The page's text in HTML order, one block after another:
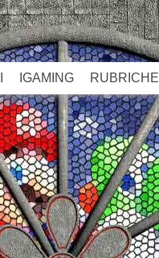
IGAMING RUBRICHE